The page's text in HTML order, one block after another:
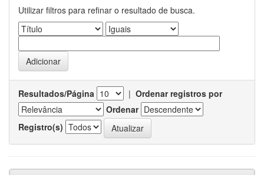
Utilizar filtros para refinar o resultado de busca.
Resultados/Página | Ordenar registros por
Ordenar
Registro(s)